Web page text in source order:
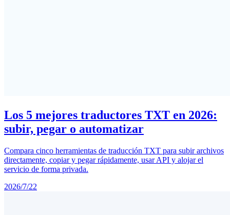
Los 5 mejores traductores TXT en 2026:
subir, pegar o automatizar
Compara cinco herramientas de traducción TXT para subir archivos
directamente, copiar y pegar rápidamente, usar API y alojar el
servicio de forma privada.
2026/7/22